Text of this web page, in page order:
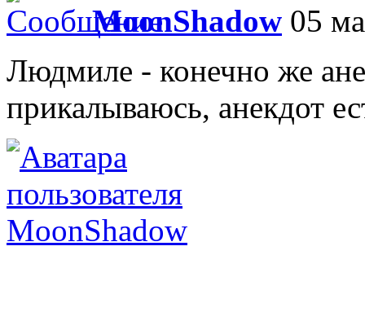
MoonShadow 05
Людмиле - конечно же
прикалываюсь, анекдот
MoonShadow